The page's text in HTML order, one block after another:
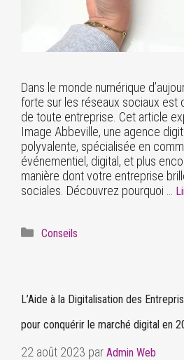
Dans le monde numérique
forte sur les réseaux sociaux est
de toute entreprise. Cet article
Image Abbeville, une agence
polyvalente, spécialisée en
événementiel, digital, et plus
manière dont votre entreprise
sociales. Découvrez pourquoi …
Conseils
L’Aide à la Digitalisation des
pour conquérir le marché digital en
22 août 2023 par Admin Web